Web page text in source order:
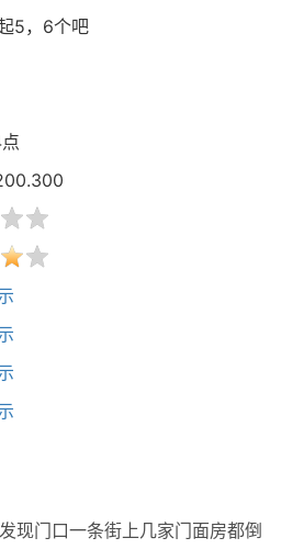
5，6个吧
现门口一条街上几家门面房都倒